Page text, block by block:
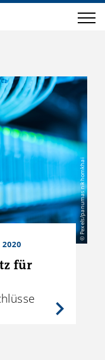
© Pexels/panumas nikhomkhai
für